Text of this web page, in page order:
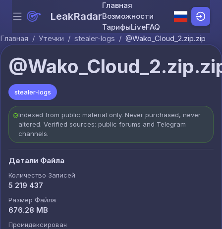
Skip to content
Menu LeakRadar
Главная
Возможности
ТарифыLiveFAQ
Главная / Утечки / stealer-logs / @Wako_Cloud_2.zip.zip
stealer-logs
Indexed from public material only. Never purchased, never
altered. Verified sources: public forums and Telegram
channels.
Детали Файла
Количество Записей
5 219 437
Размер Файла
676.28 MB
Проиндексирован